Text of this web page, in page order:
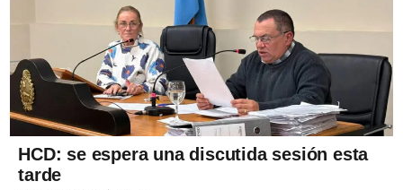
HCD: se espera una discutida sesión esta
tarde